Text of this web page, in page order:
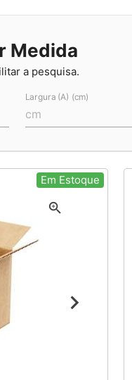
Medida
a pesquisa.
Largura (A) (cm)
Em Estoque